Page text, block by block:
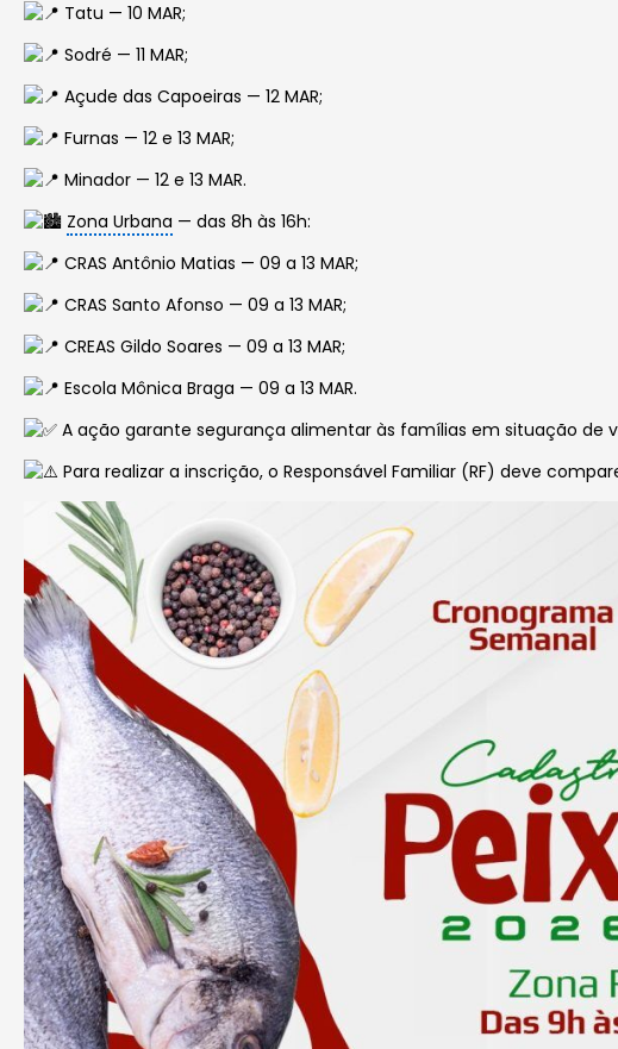
Tatu — 10 MAR;
Sodré — 11 MAR;
Açude das Capoeiras — 12 MAR;
Furnas — 12 e 13 MAR;
Minador — 12 e 13 MAR.
Zona Urbana — das 8h às 16h:
CRAS Antônio Matias — 09 a 13 MAR;
CRAS Santo Afonso — 09 a 13 MAR;
CREAS Gildo Soares — 09 a 13 MAR;
Escola Mônica Braga — 09 a 13 MAR.
A ação garante segurança alimentar às famílias em situação de
Para realizar a inscrição, o Responsável Familiar (RF) deve